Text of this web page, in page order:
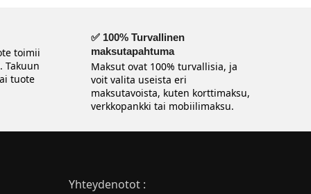
toimii
Takuun
tuote
✅ 100% Turvallinen
maksutapahtuma
Maksut ovat 100% turvallisia, ja
voit valita useista eri
maksutavoista, kuten korttimaksu,
verkkopankki tai mobiilimaksu.
Yhteydenotot :